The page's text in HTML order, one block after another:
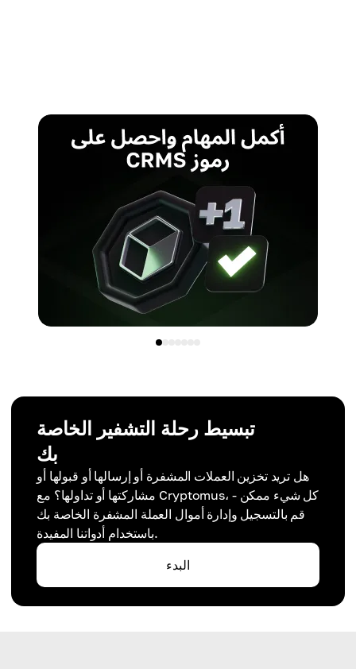
تبسيط رحلة التشفير الخاصة
بك
هل تريد تخزين العملات المشفرة أو إرسالها أو قبولها أو
مشاركتها أو تداولها؟ مع Cryptomus، كل شيء ممكن -
قم بالتسجيل وإدارة أموال العملة المشفرة الخاصة بك
باستخدام أدواتنا المفيدة.
البدء